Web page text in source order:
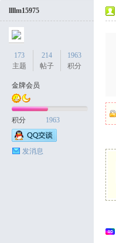
llllm15975
173
主题
214
帖子
1963
积分
金牌会员
积分 1963
发消息